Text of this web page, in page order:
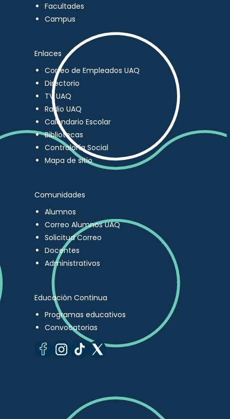
Facultades
Campus
Enlaces
Correo de Empleados UAQ
Directorio
TV UAQ
Radio UAQ
Calendario Escolar
Bibliotecas
Contraloría Social
Mapa de sitio
Comunidades
Alumnos
Correo Alumnos UAQ
Solicitud Correo
Docentes
Administrativos
Educación Continua
Programas educativos
Convocatorias